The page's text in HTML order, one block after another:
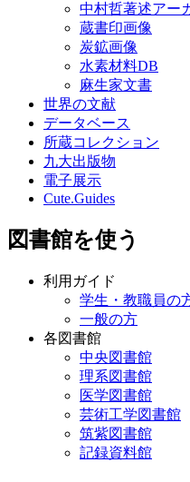
中村哲著述アー
蔵書印画像
炭鉱画像
水素材料DB
麻生家文書
世界の文献
データベース
所蔵コレクション
九大出版物
電子展示
Cute.Guides
図書館を使う
利用ガイド
学生・教職員の
一般の方
各図書館
中央図書館
理系図書館
医学図書館
芸術工学図書館
筑紫図書館
記録資料館